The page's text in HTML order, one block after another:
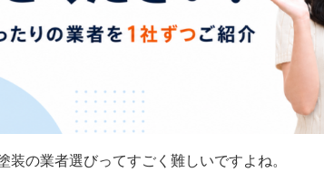
装の業者選びってすごく難しいですよね。